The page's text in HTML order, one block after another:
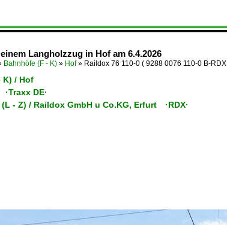
Langholzzug in Hof am 6.4.2026
Bahnhöfe (F - K) » Hof» Raildox 76 110-0 ( 9288 0076 110-0 B-RDX
K) / Hof
DE·
- Z) / Raildox GmbH u Co.KG, Erfurt ·RDX·